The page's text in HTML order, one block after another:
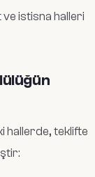
ve istisna halleri
hallerde, teklifte